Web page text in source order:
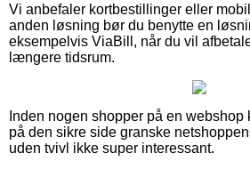
Vi anbefaler kortbestillinger eller
anden løsning bør du benytte en
eksempelvis ViaBill, når du vil
længere tidsrum.
Inden nogen shopper på en
på den sikre side granske
uden tvivl ikke super interessant.